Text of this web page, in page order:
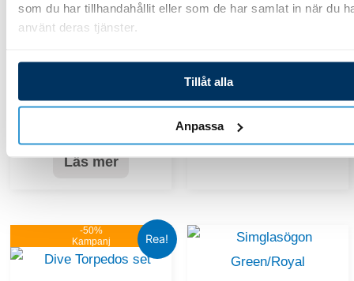
som du har tillhandahållit eller som de har samlat in när du
använt deras tjänster.
Tillåt alla
Anpassa
Bad och lek
Simtränare Hydro-pro
295,00kr
Läs mer
Rea!
-50%
Kampanj
Det
ursprungliga
Det
nuvarande